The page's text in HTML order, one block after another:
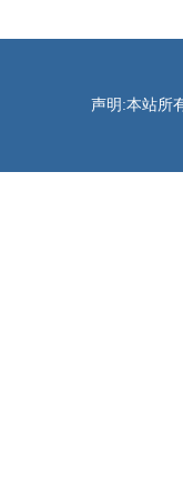
声明:本站所